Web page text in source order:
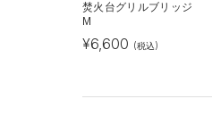
焚火台グリルブリッジ
M
¥6,600 (税込)